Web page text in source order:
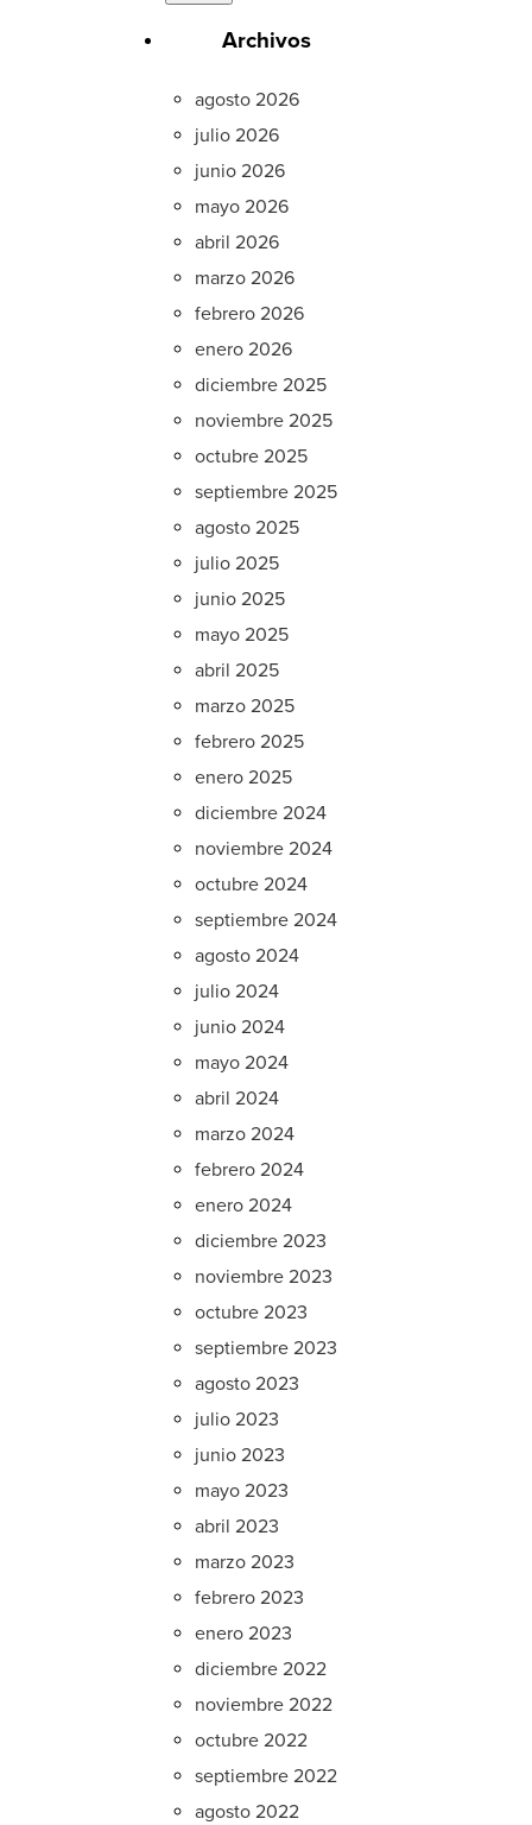
Archivos
agosto 2026
julio 2026
junio 2026
mayo 2026
abril 2026
marzo 2026
febrero 2026
enero 2026
diciembre 2025
noviembre 2025
octubre 2025
septiembre 2025
agosto 2025
julio 2025
junio 2025
mayo 2025
abril 2025
marzo 2025
febrero 2025
enero 2025
diciembre 2024
noviembre 2024
octubre 2024
septiembre 2024
agosto 2024
julio 2024
junio 2024
mayo 2024
abril 2024
marzo 2024
febrero 2024
enero 2024
diciembre 2023
noviembre 2023
octubre 2023
septiembre 2023
agosto 2023
julio 2023
junio 2023
mayo 2023
abril 2023
marzo 2023
febrero 2023
enero 2023
diciembre 2022
noviembre 2022
octubre 2022
septiembre 2022
agosto 2022